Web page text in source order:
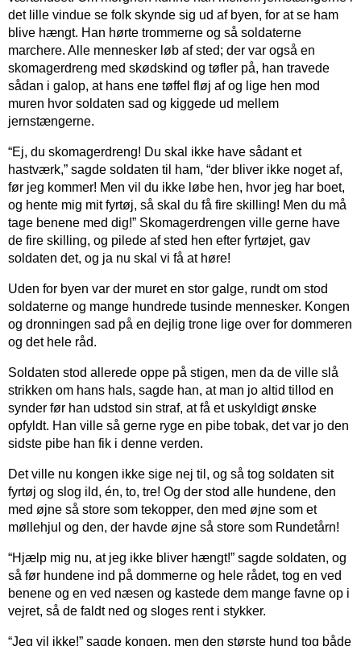
det lille vindue se folk skynde sig ud af byen, for at se ham
blive hængt. Han hørte trommerne og så soldaterne
marchere. Alle mennesker løb af sted; der var også en
skomagerdreng med skødskind og tøfler på, han travede
sådan i galop, at hans ene tøffel fløj af og lige hen mod
muren hvor soldaten sad og kiggede ud mellem
jernstængerne.
“Ej, du skomagerdreng! Du skal ikke have sådant et
hastværk,” sagde soldaten til ham, “der bliver ikke noget af,
før jeg kommer! Men vil du ikke løbe hen, hvor jeg har boet,
og hente mig mit fyrtøj, så skal du få fire skilling! Men du må
tage benene med dig!” Skomagerdrengen ville gerne have
de fire skilling, og pilede af sted hen efter fyrtøjet, gav
soldaten det, og ja nu skal vi få at høre!
Uden for byen var der muret en stor galge, rundt om stod
soldaterne og mange hundrede tusinde mennesker. Kongen
og dronningen sad på en dejlig trone lige over for dommeren
og det hele råd.
Soldaten stod allerede oppe på stigen, men da de ville slå
strikken om hans hals, sagde han, at man jo altid tillod en
synder før han udstod sin straf, at få et uskyldigt ønske
opfyldt. Han ville så gerne ryge en pibe tobak, det var jo den
sidste pibe han fik i denne verden.
Det ville nu kongen ikke sige nej til, og så tog soldaten sit
fyrtøj og slog ild, én, to, tre! Og der stod alle hundene, den
med øjne så store som tekopper, den med øjne som et
møllehjul og den, der havde øjne så store som Rundetårn!
“Hjælp mig nu, at jeg ikke bliver hængt!” sagde soldaten, og
så før hundene ind på dommerne og hele rådet, tog en ved
benene og en ved næsen og kastede dem mange favne op i
vejret, så de faldt ned og sloges rent i stykker.
“Jeg vil ikke!” sagde kongen, men den største hund tog både